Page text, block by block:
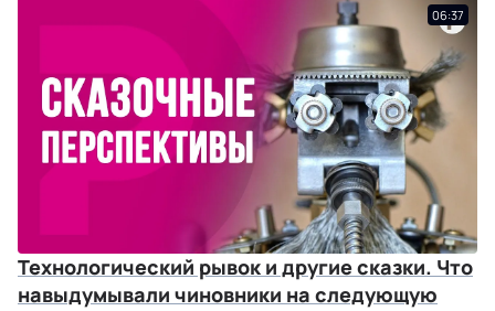
06:37
Технологический рывок и другие сказки. Что
навыдумывали чиновники на следующую